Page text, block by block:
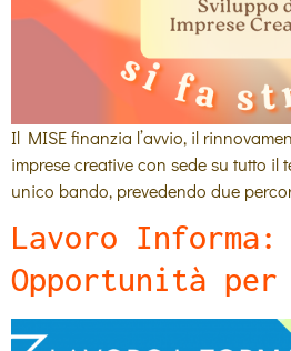
Il MISE finanzia l’avvio, il
imprese creative con sede su tutto il
unico bando, prevedendo due
Lavoro Informa:
Opportunità